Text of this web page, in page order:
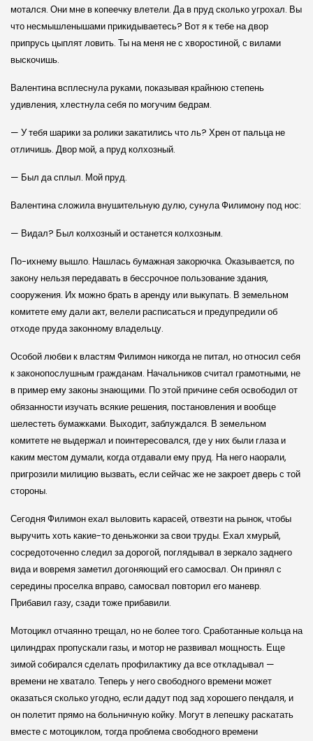
мотался. Они мне в копеечку влетели. Да в пруд сколько угрохал. Вы
что несмышленышами прикидываетесь? Вот я к тебе на двор
припрусь цыплят ловить. Ты на меня не с хворостиной, с вилами
выскочишь.
Валентина всплеснула руками, показывая крайнюю степень
удивления, хлестнула себя по могучим бедрам.
— У тебя шарики за ролики закатились что ль? Хрен от пальца не
отличишь. Двор мой, а пруд колхозный.
— Был да сплыл. Мой пруд.
Валентина сложила внушительную дулю, сунула Филимону под нос:
— Видал? Был колхозный и останется колхозным.
По-ихнему вышло. Нашлась бумажная закорючка. Оказывается, по
закону нельзя передавать в бессрочное пользование здания,
сооружения. Их можно брать в аренду или выкупать. В земельном
комитете ему дали акт, велели расписаться и предупредили об
отходе пруда законному владельцу.
Особой любви к властям Филимон никогда не питал, но относил себя
к законопослушным гражданам. Начальников считал грамотными, не
в пример ему законы знающими. По этой причине себя освободил от
обязанности изучать всякие решения, постановления и вообще
шелестеть бумажками. Выходит, заблуждался. В земельном
комитете не выдержал и поинтересовался, где у них были глаза и
каким местом думали, когда отдавали ему пруд. На него наорали,
пригрозили милицию вызвать, если сейчас же не закроет дверь с той
стороны.
Сегодня Филимон ехал выловить карасей, отвезти на рынок, чтобы
выручить хоть какие-то деньжонки за свои труды. Ехал хмурый,
сосредоточенно следил за дорогой, поглядывал в зеркало заднего
вида и вовремя заметил догоняющий его самосвал. Он принял с
середины проселка вправо, самосвал повторил его маневр.
Прибавил газу, сзади тоже прибавили.
Мотоцикл отчаянно трещал, но не более того. Сработанные кольца на
цилиндрах пропускали газы, и мотор не развивал мощность. Еще
зимой собирался сделать профилактику да все откладывал —
времени не хватало. Теперь у него свободного времени может
оказаться сколько угодно, если дадут под зад хорошего пендаля, и
он полетит прямо на больничную койку. Могут в лепешку раскатать
вместе с мотоциклом, тогда проблема свободного времени